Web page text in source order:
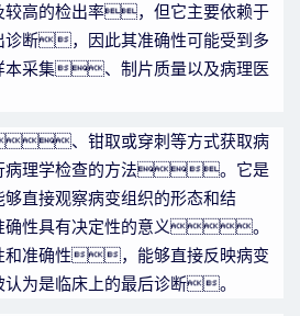
高的检出率，但它主要依赖于
诊断，因此其准确性可能受到多
采集、制片质量以及病理医
、钳取或穿刺等方式获取病
理学检查的方法。它是
接观察病变组织的形态和结
性具有决定性的意义。
和准确性，能够直接反映病变
为是临床上的最后诊断。